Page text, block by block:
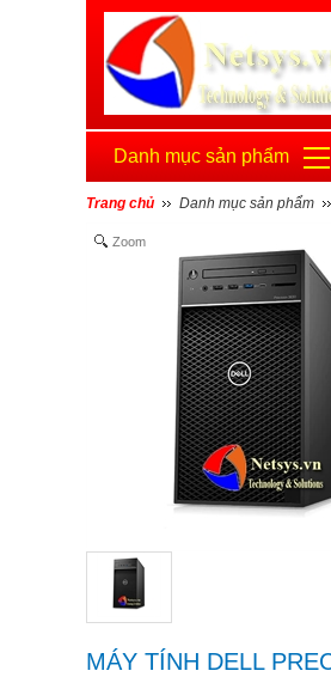
Danh mục sản phẩm
Trang chủ Danh mục sản phẩm
Zoom
MÁY TÍNH DELL